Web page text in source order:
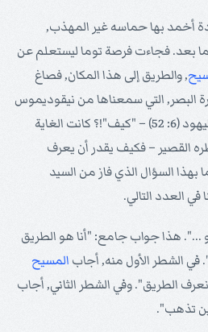
أخمد بها حماسه غير المهذب,
بعد. فجاءت فرصة توما ليستعلم عن
, والطريق إلى هذا المكان, فصاغ
البصر, التي سمعناها من نيقوديموس
(3: 4و 11), والسامرية (4: 9), واليهود (6: 52) – "كيف"!؟ كانت الغاية
القصير – فكيف يقدر أن يعرف
بهذا السؤال الذي فاز من السيد
العدد التالي.
...". هذا جواب جامع: "أنا هو الطريق
في الشطر الأول منه, أجاب المسيح
الطريق". وفي الشطر الثاني, أجاب
تذهب".